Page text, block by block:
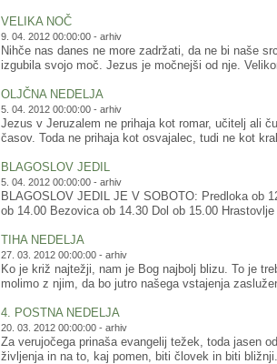
VELIKA NOČ
9. 04. 2012 00:00:00 -arhiv
Nihče nas danes ne more zadržati, da ne bi naše
izgubila svojo moč. Jezus je močnejši od nje.
OLJČNA NEDELJA
5. 04. 2012 00:00:00 -arhiv
Jezus v Jeruzalem ne prihaja kot romar, učitelj ali
časov. Toda ne prihaja kot osvajalec, tudi ne kot
BLAGOSLOV JEDIL
5. 04. 2012 00:00:00 -arhiv
BLAGOSLOV JEDIL JE V SOBOTO: Predloka ob
ob 14.00 Bezovica ob 14.30 Dol ob 15.00
TIHA NEDELJA
27. 03. 2012 00:00:00 -arhiv
Ko je križ najtežji, nam je Bog najbolj blizu. To je
molimo z njim, da bo jutro našega vstajenja
4. POSTNA NEDELJA
20. 03. 2012 00:00:00 -arhiv
Za verujočega prinaša evangelij težek, toda jasen
življenja in na to, kaj pomen, biti človek in biti